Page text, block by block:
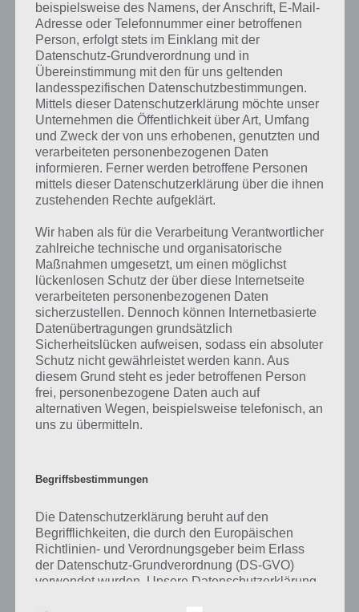
Kurze Begriffserklärung zur Lösung
Impfung
4 Bilder 1 Wort, doch welche Bedeutung hat dieses eigentlich und
was gibt es dazu zu wissen? Passt das Wort auch zu Clevere
Weltgeschichte? Zu bestimmten Lösungen präsentieren wir daher
auch immer eine kurze Begriffserklärung!
Zu Impfung haben wir zunächst keine weiteren Informationen parat!
Auf WhatsApp teilen Teilen auf Facebook
Mehr Artikel hier auf Touchportal
beispielsweise des Namens, der Anschrift, E-Mail-
Adresse oder Telefonnummer einer betroffenen
Person, erfolgt stets im Einklang mit der
Datenschutz-Grundverordnung und in
Übereinstimmung mit den für uns geltenden
landesspezifischen Datenschutzbestimmungen.
Mittels dieser Datenschutzerklärung möchte unser
Unternehmen die Öffentlichkeit über Art, Umfang
und Zweck der von uns erhobenen, genutzten und
verarbeiteten personenbezogenen Daten
informieren. Ferner werden betroffene Personen
mittels dieser Datenschutzerklärung über die ihnen
zustehenden Rechte aufgeklärt.
Wir haben als für die Verarbeitung Verantwortlicher
zahlreiche technische und organisatorische
Maßnahmen umgesetzt, um einen möglichst
lückenlosen Schutz der über diese Internetseite
verarbeiteten personenbezogenen Daten
sicherzustellen. Dennoch können Internetbasierte
Datenübertragungen grundsätzlich
Sicherheitslücken aufweisen, sodass ein absoluter
Schutz nicht gewährleistet werden kann. Aus
diesem Grund steht es jeder betroffenen Person
frei, personenbezogene Daten auch auf
alternativen Wegen, beispielsweise telefonisch, an
uns zu übermitteln.
Begriffsbestimmungen
Die Datenschutzerklärung beruht auf den
Begrifflichkeiten, die durch den Europäischen
Richtlinien- und Verordnungsgeber beim Erlass
der Datenschutz-Grundverordnung (DS-GVO)
verwendet wurden. Unsere Datenschutzerklärung